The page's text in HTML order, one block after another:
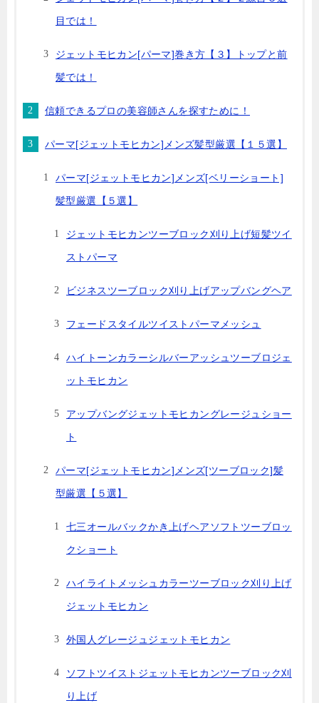
目では！
ジェットモヒカン[パーマ]巻き方【３】トップと前
髪では！
信頼できるプロの美容師さんを探すために！
パーマ[ジェットモヒカン]メンズ髪型厳選【１５選】
パーマ[ジェットモヒカン]メンズ[ベリーショート]
髪型厳選【５選】
ジェットモヒカンツーブロック刈り上げ短髪ツイ
ストパーマ
ビジネスツーブロック刈り上げアップバングヘア
フェードスタイルツイストパーマメッシュ
ハイトーンカラーシルバーアッシュツーブロジェ
ットモヒカン
アップバングジェットモヒカングレージュショー
ト
パーマ[ジェットモヒカン]メンズ[ツーブロック]髪
型厳選【５選】
七三オールバックかき上げヘアソフトツーブロッ
クショート
ハイライトメッシュカラーツーブロック刈り上げ
ジェットモヒカン
外国人グレージュジェットモヒカン
ソフトツイストジェットモヒカンツーブロック刈
り上げ